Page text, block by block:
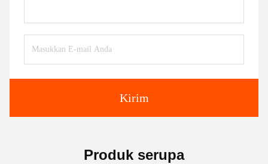
Kirim
Produk serupa